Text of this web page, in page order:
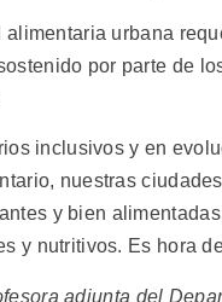
urbana
por parte de
inclusivos y en
nuestras
y bien
y nutritivos. Es hora
adjunta del